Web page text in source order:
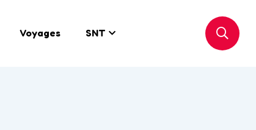
Voyages SNT